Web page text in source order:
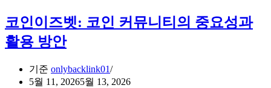
주
소
의
용
적
이
숙
도,
소
코인이즈벳: 코인 커뮤니티의 중요성과
활용 방안
기준 onlybacklink01
5월 11, 20265월 13, 2026